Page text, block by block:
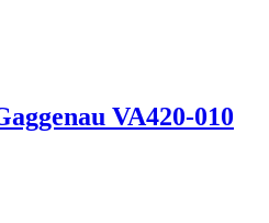
VA420-010